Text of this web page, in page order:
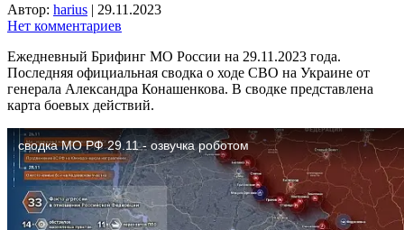
Автор: harius | 29.11.2023
Нет комментариев
Ежедневный Брифинг МО России на 29.11.2023 года.
Последняя официальная сводка о ходе СВО на Украине от
генерала Александра Конашенкова. В сводке представлена
карта боевых действий.